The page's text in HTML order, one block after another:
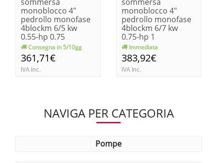
monoblocco 4"
pedrollo monofase
4blockm 6/5 kw
0.55-hp 0.75
Consegna in 5/10gg
361,71€
IVA Inc.
monoblocco 4"
pedrollo monofase
4blockm 6/7 kw
0.75-hp 1
Immediata
383,92€
IVA Inc.
NAVIGA PER CATEGORIA
pompe